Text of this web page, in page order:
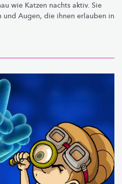
wie Katzen nachts aktiv. Sie
und Augen, die ihnen erlauben in